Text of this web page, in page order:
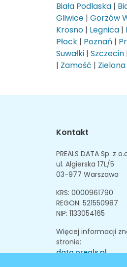
Biała Podlaska |
Gliwice | Gorzów
Krosno | Legnica |
Płock | Poznań |
Suwałki | Szczecin
| Zamość |
Kontakt
PREALS DATA Sp. z
ul. Algierska 17L/5
03-977 Warszawa
KRS: 0000961790
REGON: 521550987
NIP: 1133054165
Więcej informacji
stronie:
data.preals.pl